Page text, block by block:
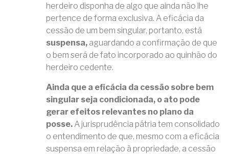
herdeiro disponha de algo que ainda não lhe
pertence de forma exclusiva. A eficácia da
cessão de um bem singular, portanto, está
suspensa, aguardando a confirmação de que
o bem será de fato incorporado ao quinhão do
herdeiro cedente.
Ainda que a eficácia da cessão sobre bem
singular seja condicionada, o ato pode
gerar efeitos relevantes no plano da
posse. A jurisprudência pátria tem consolidado
o entendimento de que, mesmo com a eficácia
suspensa em relação à propriedade, a cessão